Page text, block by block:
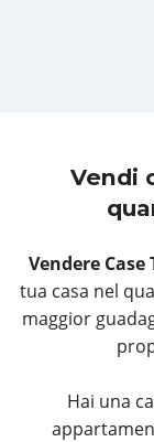
Vendi
Vendere Case
tua casa nel
maggior
Hai una